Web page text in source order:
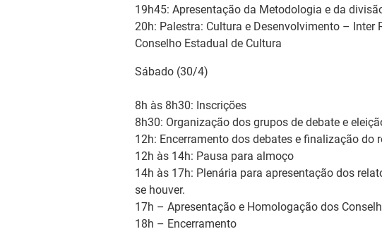
19h45: Apresentação da Metodologia e da
20h: Palestra: Cultura e Desenvolvimento – Inter
Conselho Estadual de Cultura
Sábado (30/4)
8h às 8h30: Inscrições
8h30: Organização dos grupos de debate e
12h: Encerramento dos debates e finalização do
12h às 14h: Pausa para almoço
14h às 17h: Plenária para apresentação dos
se houver.
17h – Apresentação e Homologação dos
18h – Encerramento